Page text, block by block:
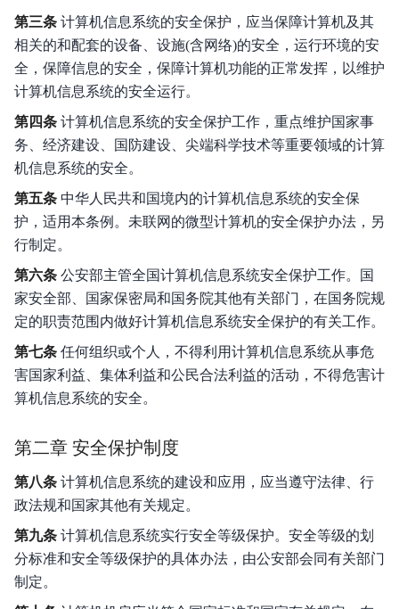
下载常用备案文件
常见问题
第三条 计算机信息系统的安全保护，应当保障计算机及其
相关的和配套的设备、设施(含网络)的安全，运行环境的安
全，保障信息的安全，保障计算机功能的正常发挥，以维护
计算机信息系统的安全运行。
第四条 计算机信息系统的安全保护工作，重点维护国家事
务、经济建设、国防建设、尖端科学技术等重要领域的计算
机信息系统的安全。
第五条 中华人民共和国境内的计算机信息系统的安全保
护，适用本条例。未联网的微型计算机的安全保护办法，另
行制定。
第六条 公安部主管全国计算机信息系统安全保护工作。国
家安全部、国家保密局和国务院其他有关部门，在国务院规
定的职责范围内做好计算机信息系统安全保护的有关工作。
第七条 任何组织或个人，不得利用计算机信息系统从事危
害国家利益、集体利益和公民合法利益的活动，不得危害计
算机信息系统的安全。
第二章 安全保护制度
第八条 计算机信息系统的建设和应用，应当遵守法律、行
政法规和国家其他有关规定。
第九条 计算机信息系统实行安全等级保护。安全等级的划
分标准和安全等级保护的具体办法，由公安部会同有关部门
制定。